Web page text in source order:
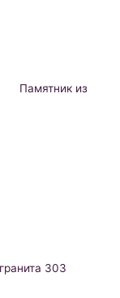
Памятник из
303